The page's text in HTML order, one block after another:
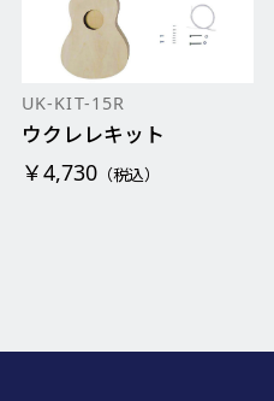
UK-KIT-15R
ウクレレキット
￥4,730（税込）